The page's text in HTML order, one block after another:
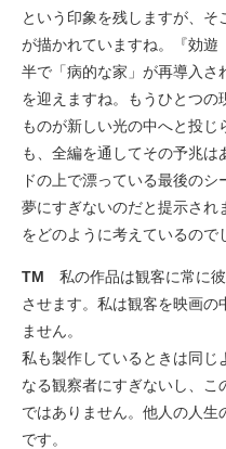
という印象を残しますが、そ
が描かれていますね。『効遊
半で「病的な家」が再導入さ
を迎えますね。もうひとつの
ものが新しい光の中へと投
も、全編を通してその予兆は
ドの上で漂っている最後の
夢にすぎないのだと提示され
をどのように考えているので
TM 私の作品は観客に常に
させます。私は観客を映画
ません。
私も製作しているときは同じ
なる観察者にすぎないし、こ
ではありません。他人の人生
です。